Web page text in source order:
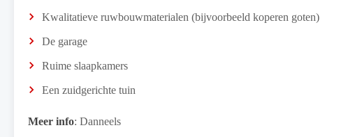
Kwalitatieve ruwbouwmaterialen (bijvoorbeeld koperen goten)
De garage
Ruime slaapkamers
Een zuidgerichte tuin
Meer info: Danneels